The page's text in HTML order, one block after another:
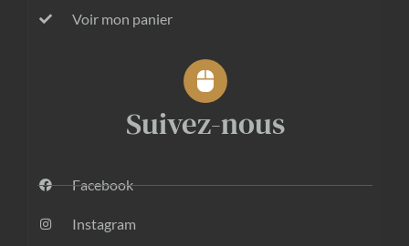
Voir mon panier
Suivez-nous
Facebook
Instagram